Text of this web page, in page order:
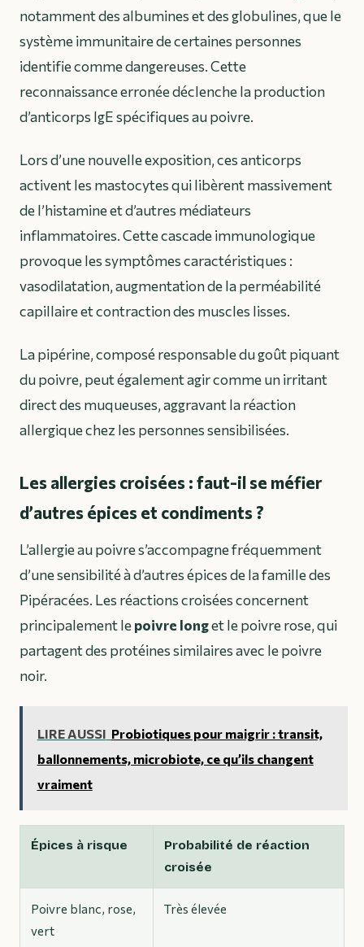
notamment des albumines et des globulines, que le
système immunitaire de certaines personnes
identifie comme dangereuses. Cette
reconnaissance erronée déclenche la production
d’anticorps IgE spécifiques au poivre.
Lors d’une nouvelle exposition, ces anticorps
activent les mastocytes qui libèrent massivement
de l’histamineet d’autres médiateurs
inflammatoires. Cette cascade immunologique
provoque les symptômes caractéristiques :
vasodilatation, augmentation de la perméabilité
capillaire et contraction des muscles lisses.
La pipérine, composé responsable du goût piquant
du poivre, peut également agir comme un irritant
direct des muqueuses, aggravant la réaction
allergique chez les personnes sensibilisées.
Les allergies croisées : faut-il se méfier
d’autres épices et condiments ?
L’allergie au poivre s’accompagne fréquemment
d’une sensibilité à d’autres épices de la famille des
Pipéracées. Les réactions croisées concernent
principalement lepoivre longet le poivre rose, qui
partagent des protéines similaires avec le poivre
noir.
LIRE AUSSI Probiotiques pour maigrir : transit,
ballonnements, microbiote, ce qu’ils changent
vraiment
Épices à risque
Probabilité de réaction
croisée
Poivre blanc, rose,
vert
Très élevée